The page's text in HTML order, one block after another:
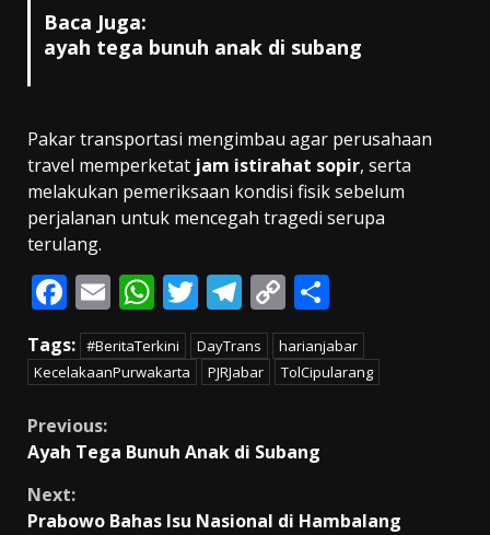
Baca Juga:
ayah tega bunuh anak di subang
Pakar transportasi mengimbau agar perusahaan
travel memperketat jam istirahat sopir, serta
melakukan pemeriksaan kondisi fisik sebelum
perjalanan untuk mencegah tragedi serupa
terulang.
F
ac
e
b
o
o
k
E
m
ai
l
W
h
at
s
p
p
T
w
itt
er
T
el
e
gr
m
C
o
p
y
n
k
h
ar
e
Tags: #BeritaTerkini DayTrans
harianjabar
KecelakaanPurwakarta
PJRJabar TolCipularang
Continue
Reading
Previous:
Ayah Tega Bunuh Anak di Subang
Next:
Prabowo Bahas Isu Nasional di Hambalang